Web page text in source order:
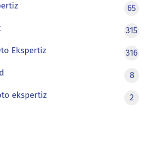
65
315
Ekspertiz
316
8
ekspertiz
2